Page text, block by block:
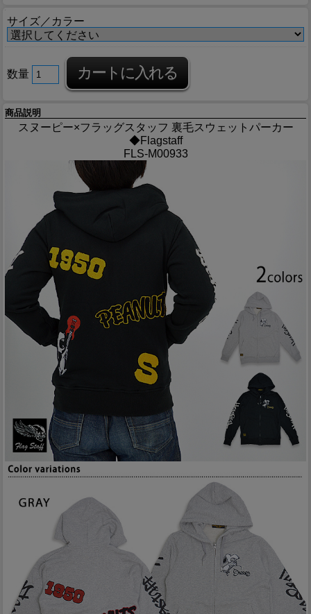
サイズ／カラー
数量
商品説明
スヌーピー×フラッグスタッフ 裏毛スウェットパーカー
◆Flagstaff
FLS-M00933